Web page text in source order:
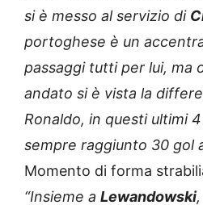
si è messo al servizio di
portoghese è un
passaggi tutti per lui, ma
andato si è vista la
Ronaldo, in questi ultimi
sempre raggiunto 30 gol
Momento di forma
“Insieme a Lewandowski